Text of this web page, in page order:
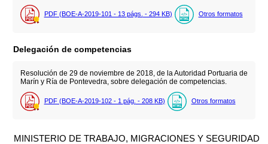
PDF (BOE-A-2019-101 - 13 págs. - 294 KB) Otros formatos
Delegación de competencias
Resolución de 29 de noviembre de 2018, de la Autoridad Portuaria de
Marín y Ría de Pontevedra, sobre delegación de competencias.
PDF (BOE-A-2019-102 - 1 pág. - 208 KB) Otros formatos
MINISTERIO DE TRABAJO, MIGRACIONES Y SEGURIDAD